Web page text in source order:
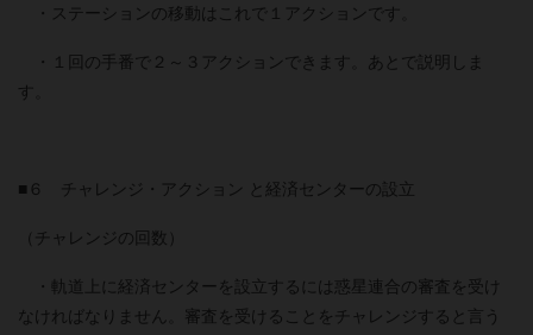
・ステーションの移動はこれで１アクションです。
・１回の手番で２～３アクションできます。あとで説明しま
す。
■６ チャレンジ・アクション と経済センターの設立
（チャレンジの回数）
・軌道上に経済センターを設立するには惑星連合の審査を受け
なければなりません。審査を受けることをチャレンジすると言う